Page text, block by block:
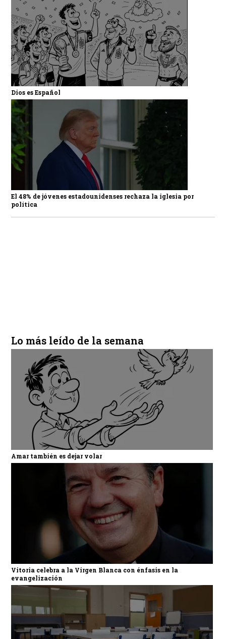
Dios es Español
El 48% de jóvenes estadounidenses rechaza la iglesia por
política
Lo más leído de la semana
Amar también es dejar volar
Vitoria celebra a la Virgen Blanca con énfasis en la
evangelización